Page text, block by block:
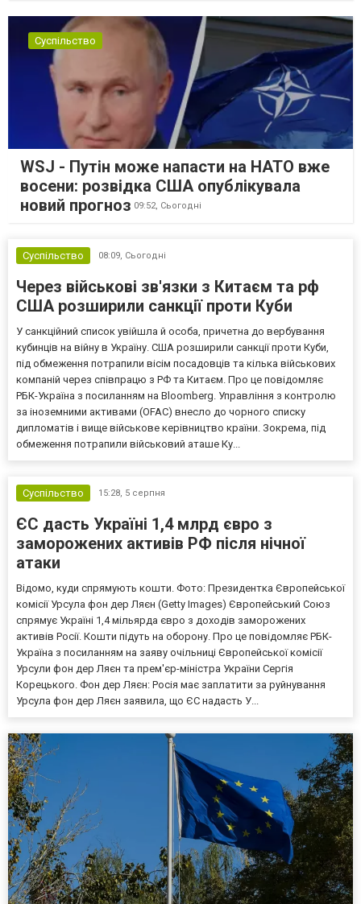
Суспільство
WSJ - Путін може напасти на НАТО вже
восени: розвідка США опублікувала
новий прогноз 09:52, Сьогодні
Суспільство 08:09, Сьогодні
Через військові зв'язки з Китаєм та рф
США розширили санкції проти Куби
У санкційний список увійшла й особа, причетна до вербування
кубинців на війну в Україну. США розширили санкції проти Куби,
під обмеження потрапили вісім посадовців та кілька військових
компаній через співпрацю з РФ та Китаєм. Про це повідомляє
РБК-Україна з посиланням на Bloomberg. Управління з контролю
за іноземними активами (OFAC) внесло до чорного списку
дипломатів і вище військове керівництво країни. Зокрема, під
обмеження потрапили військовий аташе Ку...
Суспільство 15:28, 5 серпня
ЄС дасть Україні 1,4 млрд євро з
заморожених активів РФ після нічної
атаки
Відомо, куди спрямують кошти. Фото: Президентка Європейської
комісії Урсула фон дер Ляєн (Getty Images) Європейський Союз
спрямує Україні 1,4 мільярда євро з доходів заморожених
активів Росії. Кошти підуть на оборону. Про це повідомляє РБК-
Україна з посиланням на заяву очільниці Європейської комісії
Урсули фон дер Ляєн та прем'єр-міністра України Сергія
Корецького. Фон дер Ляєн: Росія має заплатити за руйнування
Урсула фон дер Ляєн заявила, що ЄС надасть У...